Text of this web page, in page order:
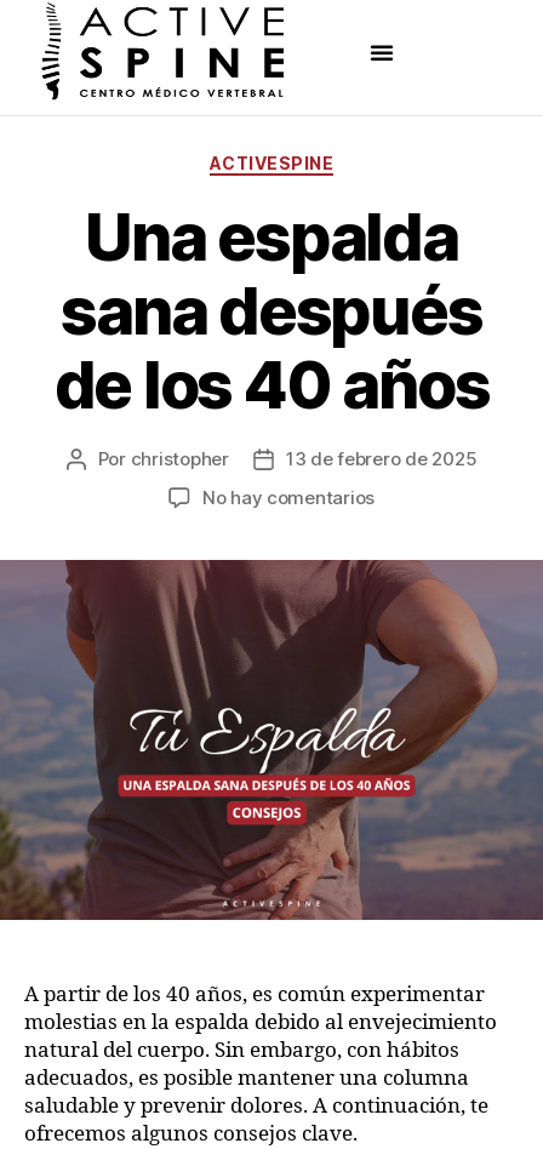
ACTIVESPINE
Una espalda
sana después
de los 40 años
Por christopher
13 de febrero de 2025
No hay comentarios
A partir de los 40 años, es común experimentar
molestias en la espalda debido al envejecimiento
natural del cuerpo. Sin embargo, con hábitos
adecuados, es posible mantener una columna
saludable y prevenir dolores. A continuación, te
ofrecemos algunos consejos clave.